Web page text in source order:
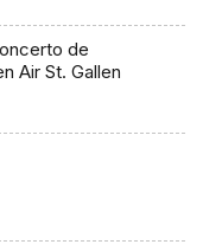
de
Air St. Gallen